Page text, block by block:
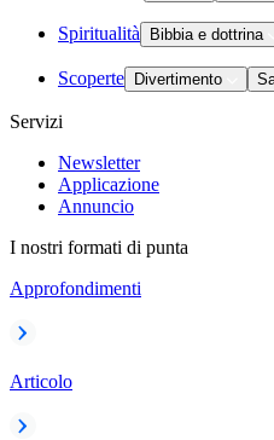
Spiritualità Bibbia e dottrina
Scoperte Divertimento
Servizi
Newsletter
Applicazione
Annuncio
I nostri formati di punta
Approfondimenti
Articolo